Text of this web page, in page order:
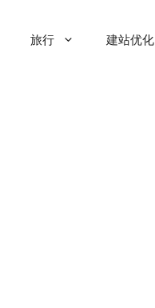
旅行 建站优化